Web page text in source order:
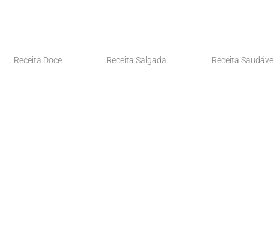
Receita Doce Receita Salgada Receita Saudável